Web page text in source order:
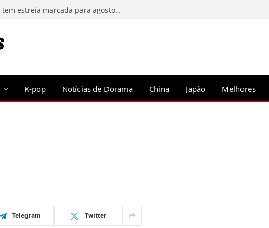
C-Drama Predestined Meeting tem estreia marcada para agosto de 2026
K-pop Notícias de Dorama China Japão Melhores
Telegram Twitter